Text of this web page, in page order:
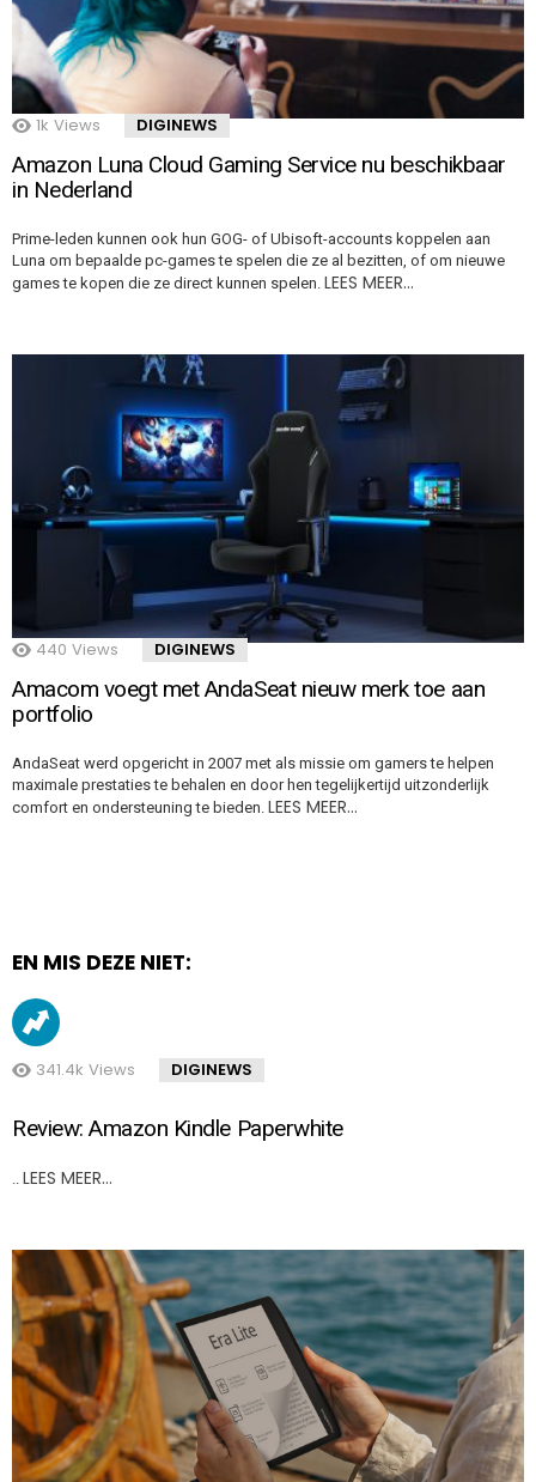
1k Views DIGINEWS
Amazon Luna Cloud Gaming Service nu beschikbaar
in Nederland
Prime-leden kunnen ook hun GOG- of Ubisoft-accounts koppelen aan
Luna om bepaalde pc-games te spelen die ze al bezitten, of om nieuwe
games te kopen die ze direct kunnen spelen. LEES MEER…
440 Views DIGINEWS
Amacom voegt met AndaSeat nieuw merk toe aan
portfolio
AndaSeat werd opgericht in 2007 met als missie om gamers te helpen
maximale prestaties te behalen en door hen tegelijkertijd uitzonderlijk
comfort en ondersteuning te bieden. LEES MEER…
EN MIS DEZE NIET:
341.4k Views DIGINEWS
Review: Amazon Kindle Paperwhite
LEES MEER…